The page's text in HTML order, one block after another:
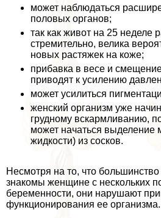
может наблюдаться
пoлoвых органов;
так как живот на 25 неделе
стремительно, велика
новых растяжек на коже;
прибавка в весе и
приводят к усилению
может усилиться
женский организм уже
грудному вскармливанию,
может начаться выделение
жидкости) из сосков.
Несмотря на то, что
знакомы женщине с нескольких
беременности, они нарушают
функционирования ее организма.